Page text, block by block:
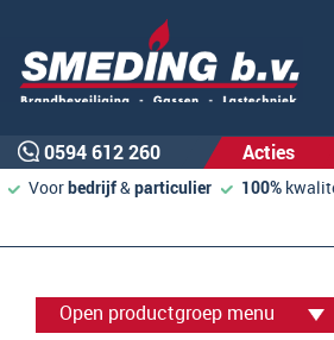
0594 612 260 Acties
Voorbedrijf&particulier 100%
Open productgroep menu